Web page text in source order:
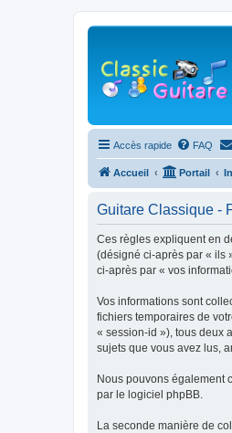
Accès rapide FAQ
Accueil Portail
Guitare Classique -
Ces règles expliquent en
(désigné ci-après par « ils
ci-après par « vos
Vos informations sont
fichiers temporaires de
« session-id »), tous deux
sujets que vous avez lus,
Nous pouvons également
par le logiciel phpBB.
La seconde manière de